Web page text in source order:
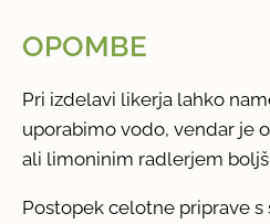
OPOMBE
Pri izdelavi likerja lahko
uporabimo vodo, vendar je
ali limoninim radlerjem
Postopek celotne priprave s